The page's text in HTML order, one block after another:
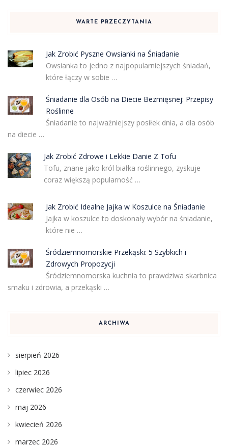
WARTE PRZECZYTANIA
Jak Zrobić Pyszne Owsianki na Śniadanie
Owsianka to jedno z najpopularniejszych śniadań,
które łączy w sobie …
Śniadanie dla Osób na Diecie Bezmięsnej: Przepisy
Roślinne
Śniadanie to najważniejszy posiłek dnia, a dla osób
na diecie …
Jak Zrobić Zdrowe i Lekkie Danie Z Tofu
Tofu, znane jako król białka roślinnego, zyskuje
coraz większą popularność …
Jak Zrobić Idealne Jajka w Koszulce na Śniadanie
Jajka w koszulce to doskonały wybór na śniadanie,
które nie …
Śródziemnomorskie Przekąski: 5 Szybkich i
Zdrowych Propozycji
Śródziemnomorska kuchnia to prawdziwa skarbnica
smaku i zdrowia, a przekąski …
ARCHIWA
sierpień 2026
lipiec 2026
czerwiec 2026
maj 2026
kwiecień 2026
marzec 2026